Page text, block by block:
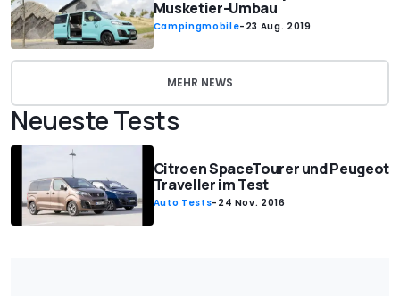
Musketier-Umbau
Campingmobile- 23 Aug. 2019
MEHR NEWS
Neueste Tests
Citroen SpaceTourer und Peugeot
Traveller im Test
Auto Tests- 24 Nov. 2016